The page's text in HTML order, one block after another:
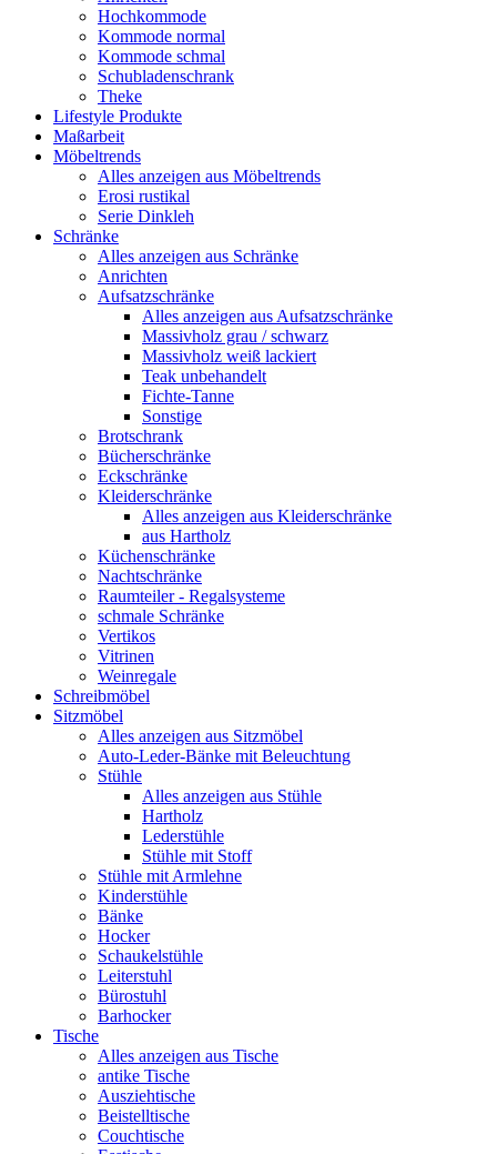
Hochkommode
Kommode normal
Kommode schmal
Schubladenschrank
Theke
Lifestyle Produkte
Maßarbeit
Möbeltrends
Alles anzeigen aus Möbeltrends
Erosi rustikal
Serie Dinkleh
Schränke
Alles anzeigen aus Schränke
Anrichten
Aufsatzschränke
Alles anzeigen aus Aufsatzschränke
Massivholz grau / schwarz
Massivholz weiß lackiert
Teak unbehandelt
Fichte-Tanne
Sonstige
Brotschrank
Bücherschränke
Eckschränke
Kleiderschränke
Alles anzeigen aus Kleiderschränke
aus Hartholz
Küchenschränke
Nachtschränke
Raumteiler - Regalsysteme
schmale Schränke
Vertikos
Vitrinen
Weinregale
Schreibmöbel
Sitzmöbel
Alles anzeigen aus Sitzmöbel
Auto-Leder-Bänke mit Beleuchtung
Stühle
Alles anzeigen aus Stühle
Hartholz
Lederstühle
Stühle mit Stoff
Stühle mit Armlehne
Kinderstühle
Bänke
Hocker
Schaukelstühle
Leiterstuhl
Bürostuhl
Barhocker
Tische
Alles anzeigen aus Tische
antike Tische
Ausziehtische
Beistelltische
Couchtische